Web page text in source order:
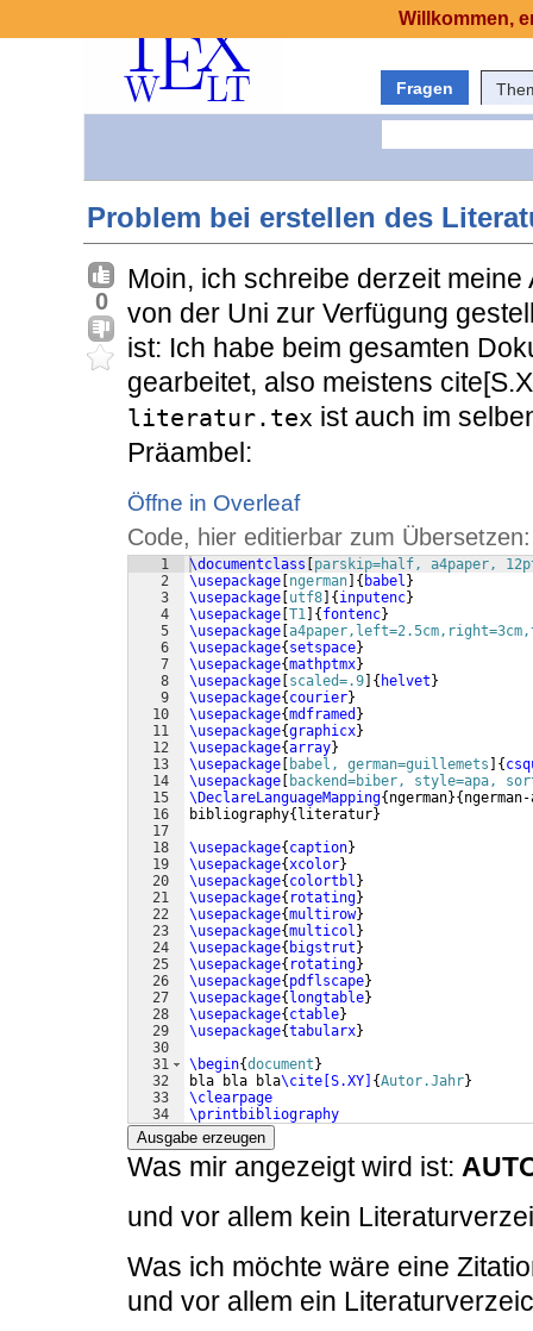
Fragen
Problem bei erstellen des
0
Moin, ich schreibe derzeit
von der Uni zur Verfügung
ist: Ich habe beim gesamten
gearbeitet, also meistens
literatur.tex ist auch im
Präambel:
Öffne in Overleaf
Code, hier editierbar zum Übersetzen:
1
2
3
4
5
6
7
8
9
10
11
12
13
14
15
16
17
18
19
20
21
22
23
24
25
26
27
28
29
30
31
32
33
34
\documentclass
parskip=half, a4paper,
\usepackage ngerman { babel }
\usepackage utf8 { inputenc}
\usepackage T1 { fontenc}
\usepackage
\usepackage{ setspace}
\usepackage{mathptmx}
\usepackage scaled=.9 { helvet }
\usepackage{ courier}
\usepackage{mdframed }
\usepackage{graphicx}
\usepackage{array}
\usepackage
babel, german=guillemets {
\usepackage
backend=biber, style=apa,
\DeclareLanguageMapping{ ngerman}{
bibliography{ literatur}
\usepackage{ caption}
\usepackage{xcolor}
\usepackage{ colortbl }
\usepackage{ rotating}
\usepackage{multirow}
\usepackage{multicol }
\usepackage{ bigstrut }
\usepackage{ rotating}
\usepackage{ pdflscape}
\usepackage{ longtable}
\usepackage{ ctable}
\usepackage{tabularx}
\begin{document }
bla bla bla\cite[S.XY] {Autor.Jahr}
\clearpage
\printbibliography
Ausgabe erzeugen
Was mir angezeigt wird ist:
und vor allem kein
Was ich möchte wäre eine
und vor allem ein
Willkommen,